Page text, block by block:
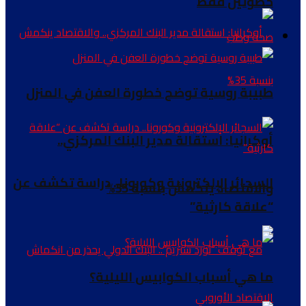
أوكرانيا: استقالة مدير البنك المركزي..
والاقتصاد ينكمش بنسبة 35%
صحة وطب
طبيبة روسية توضح خطورة العفن في المنزل
السجائر الإلكترونية وكورونا.. دراسة تكشف عن
“علاقة كارثية”
ما هي أسباب الكوابيس الليلية؟